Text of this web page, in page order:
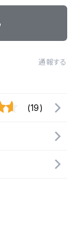
通報する
(19)